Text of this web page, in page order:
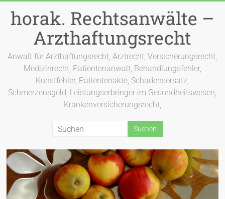
Inhalt
springen
horak. Rechtsanwälte –
Arzthaftungsrecht
Anwalt für Arzthaftungsrecht, Arztrecht, Versicherungsrecht,
Medizinrecht, Patientenanwalt, Behandlungsfehler,
Kunstfehler, Patientenakte, Schadensersatz,
Schmerzensgeld, Leistungserbringer im Gesundheitswesen,
Krankenversicherungsrecht,